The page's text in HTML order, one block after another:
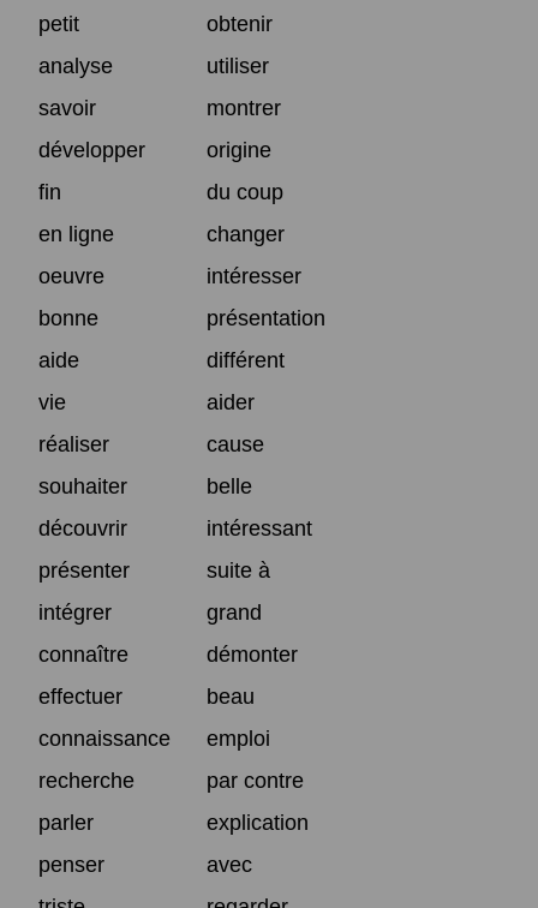
petit
obtenir
analyse
utiliser
savoir
montrer
développer
origine
fin
du coup
en ligne
changer
oeuvre
intéresser
bonne
présentation
aide
différent
vie
aider
réaliser
cause
souhaiter
belle
découvrir
intéressant
présenter
suite à
intégrer
grand
connaître
démonter
effectuer
beau
connaissance
emploi
recherche
par contre
parler
explication
penser
avec